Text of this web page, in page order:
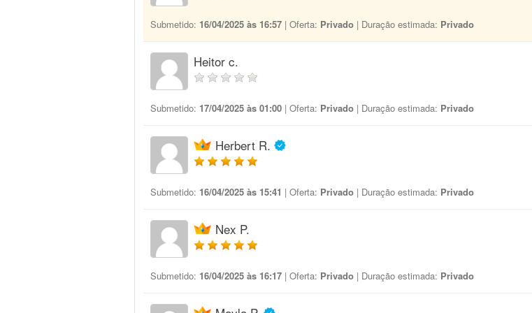
Submetido: 16/04/2025 às 16:57 | Oferta: Privado | Duração estimada: Privado
Heitor c.
Submetido: 17/04/2025 às 01:00 | Oferta: Privado | Duração estimada: Privado
Herbert R.
Submetido: 16/04/2025 às 15:41 | Oferta: Privado | Duração estimada: Privado
Nex P.
Submetido: 16/04/2025 às 16:17 | Oferta: Privado | Duração estimada: Privado